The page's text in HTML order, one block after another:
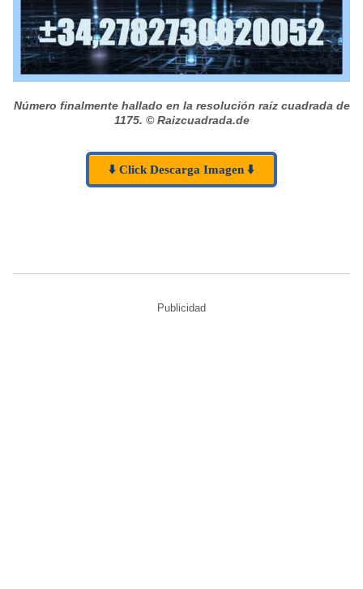
Número finalmente hallado en la resolución raíz cuadrada de
1175. © Raizcuadrada.de
⬇️ Click Descarga Imagen ⬇️
Publicidad